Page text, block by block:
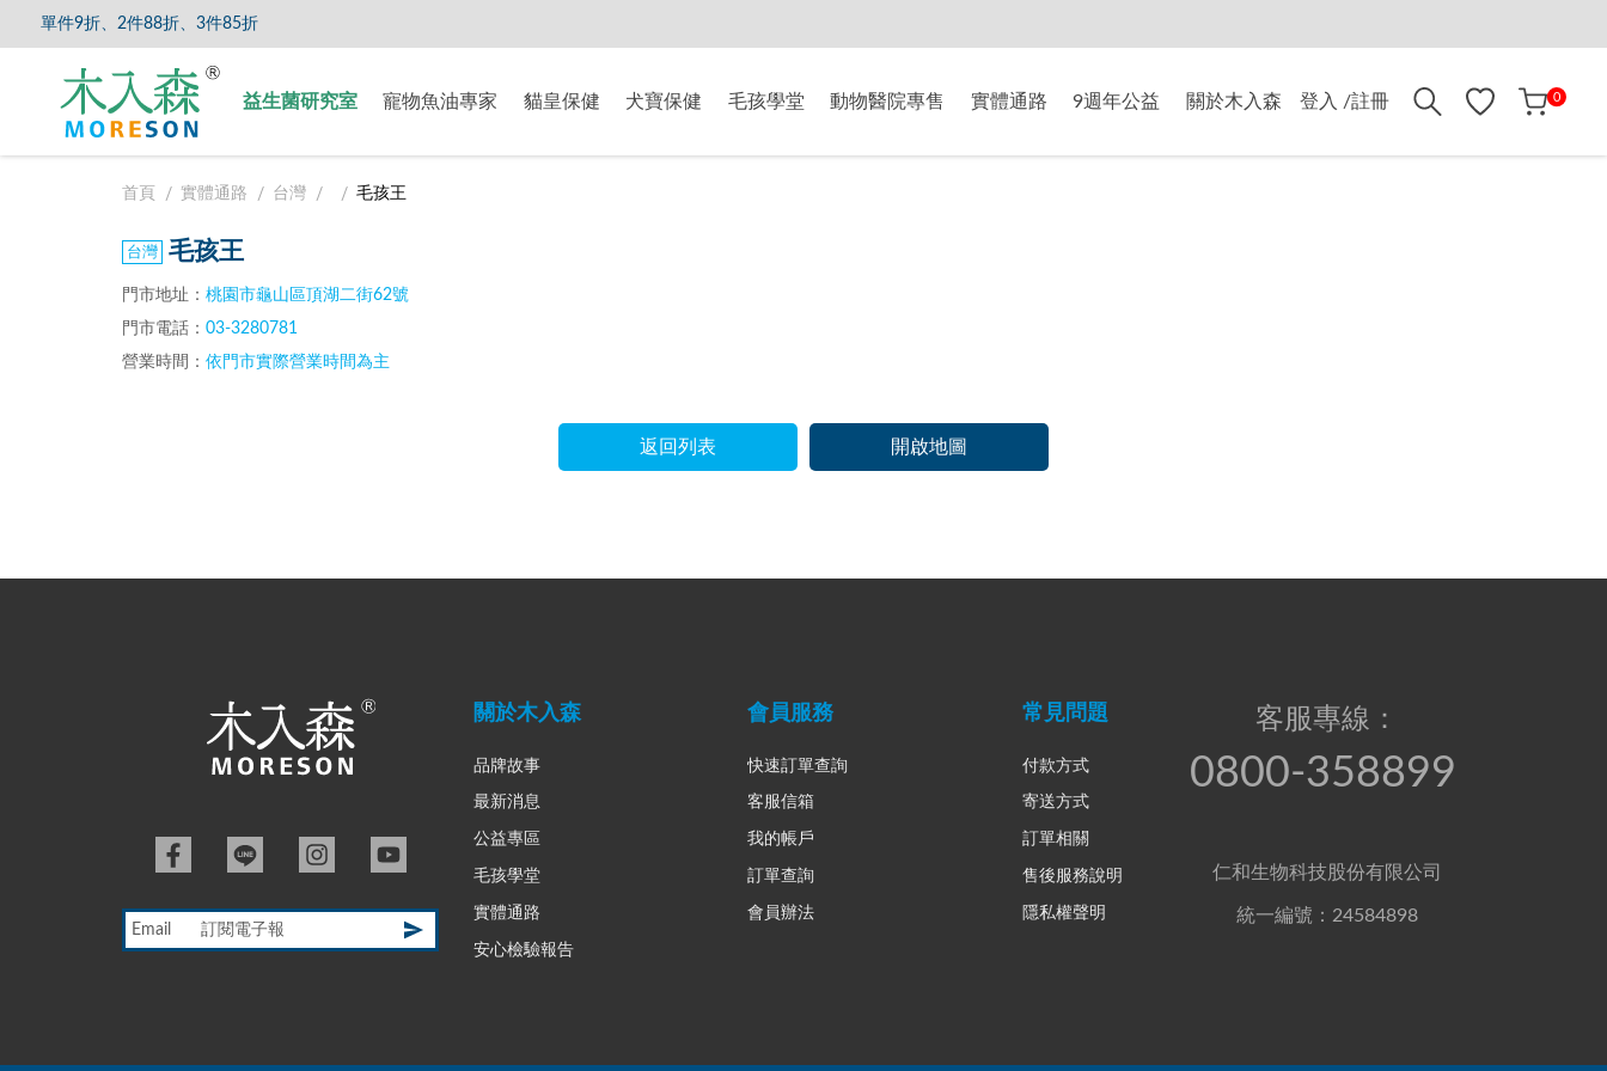
單件9折、2件88折、3件85折
益生菌研究室 寵物魚油專家 貓皇保健 犬寶保健 毛孩學堂 動物醫院專售 實體通路 9週年公益 關於木入森 登入 /註冊 0
首頁 實體通路 台灣 毛孩王
毛孩王
門市地址： 桃園市龜山區頂湖二街62號
門市電話： 03-3280781
營業時間： 依門市實際營業時間為主
返回列表 開啟地圖
客服專線：
0800-358899
仁和生物科技股份有限公司
統一編號：24584898
關於木入森
品牌故事
最新消息
公益專區
毛孩學堂
實體通路
安心檢驗報告
會員服務
快速訂單查詢
客服信箱
我的帳戶
訂單查詢
會員辦法
常見問題
付款方式
寄送方式
訂單相關
售後服務說明
隱私權聲明
Email